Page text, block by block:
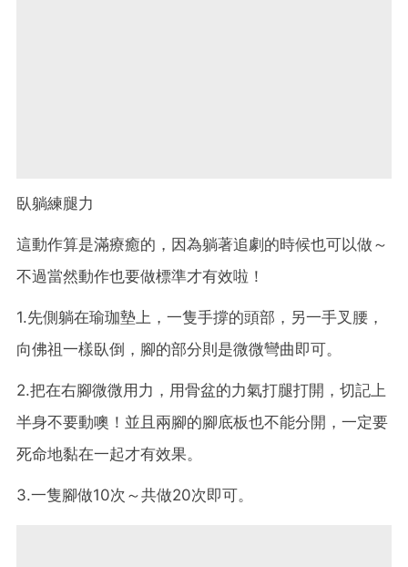
臥躺練腿力
這動作算是滿療癒的，因為躺著追劇的時候也可以做～
不過當然動作也要做標準才有效啦！
1.先側躺在瑜珈墊上，一隻手撐的頭部，另一手叉腰，
向佛祖一樣臥倒，腳的部分則是微微彎曲即可。
2.把在右腳微微用力，用骨盆的力氣打腿打開，切記上
半身不要動噢！並且兩腳的腳底板也不能分開，一定要
死命地黏在一起才有效果。
3.一隻腳做10次～共做20次即可。